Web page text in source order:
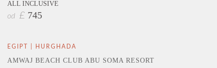
ALL INCLUSIVE
od £ 745
EGIPT | HURGHADA
AMWAJ BEACH CLUB ABU SOMA RESORT